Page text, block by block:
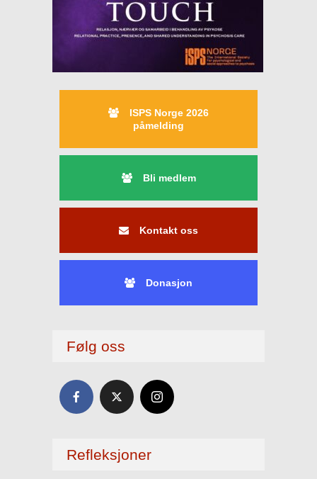
ISPS Norge 2026
påmelding
Bli medlem
Kontakt oss
Donasjon
Følg oss
Refleksjoner